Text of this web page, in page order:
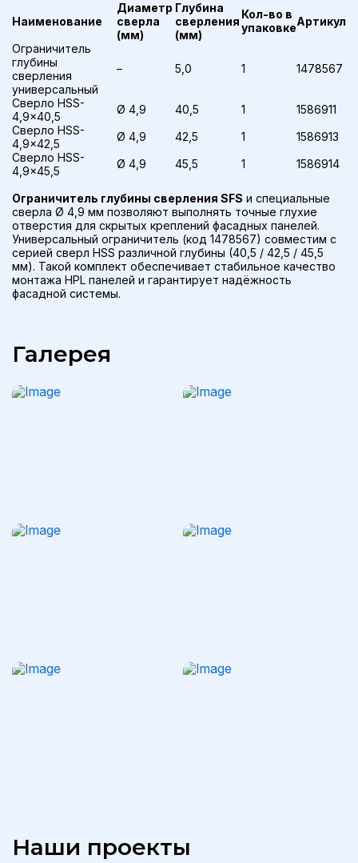
Наименование
Диаметр
сверла
(мм)
Глубина
сверления
(мм)
Кол-во в
упаковкеАртикул
Ограничитель
глубины
сверления
универсальный
– 5,0 1 1478567
Сверло HSS-
4,9×40,5
Ø 4,9 40,5 1
1586911
Сверло HSS-
4,9×42,5
Ø 4,9 42,5 1
1586913
Сверло HSS-
4,9×45,5
Ø 4,9 45,5 1 1586914
Ограничитель глубины сверления SFS и специальные
сверла Ø 4,9 мм позволяют выполнять точные глухие
отверстия для скрытых креплений фасадных панелей.
Универсальный ограничитель (код 1478567) совместим с
серией сверл HSS различной глубины (40,5 / 42,5 / 45,5
мм). Такой комплект обеспечивает стабильное качество
монтажа HPL панелей и гарантирует надёжность
фасадной системы.
Галерея
Наши проекты